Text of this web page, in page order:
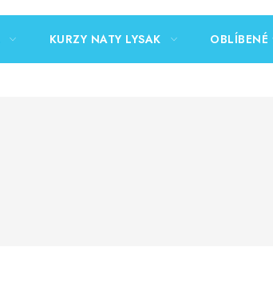
KURZY NATY LYSAK OBLÍBENÉ